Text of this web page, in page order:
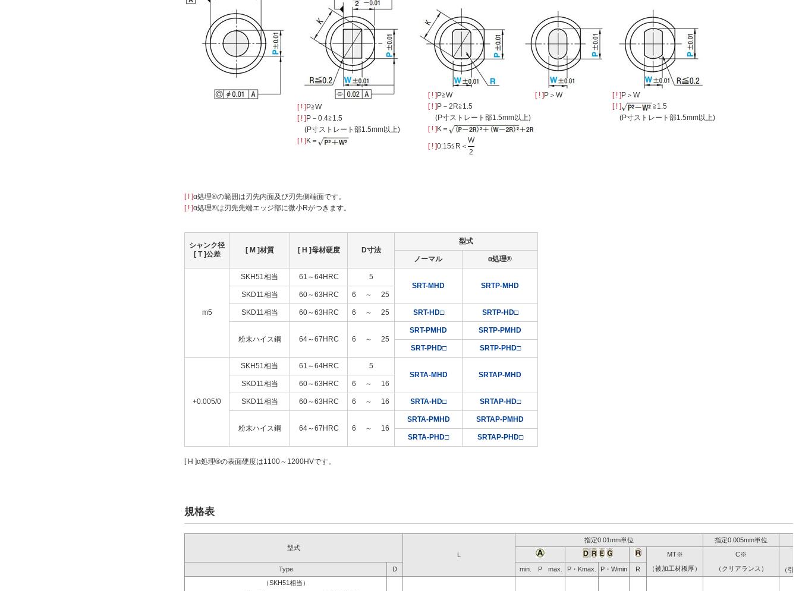
[ ! ] P≧W
[ ! ] P－0.4≧1.5
(P寸ストレート部1.5mm以上)
[ ! ] K＝
[ ! ] P≧W
[ ! ] P－2R≧1.5
(P寸ストレート部1.5mm以上)
[ ! ] K＝
[ ! ]0.15≦R＜
W
2
[ ! ] P＞W [ ! ] P＞W
[ ! ]
≧1.5
(P寸ストレート部1.5mm以上)
[ ! ]α処理®の範囲は刃先内面及び刃先側端面です。
[ ! ]α処理®は刃先先端エッジ部に微小Rがつきます。
シャンク径
[ T ]公差
[ M ]材質 [ H ]母材硬度 D寸法
型式
ノーマル α処理®
m5
SKH51相当 61～64HRC
5
SRT-MHD
SRTP-MHD
SKD11相当
60～63HRC 6 ～ 25
SKD11相当 60～63HRC 6 ～ 25 SRT-HD□ SRTP-HD□
粉末ハイス鋼 64～67HRC 6 ～ 25
SRT-PMHD SRTP-PMHD
SRT-PHD□ SRTP-PHD□
+0.005/0
SKH51相当 61～64HRC
5
SRTA-MHD
SRTAP-MHD
SKD11相当
60～63HRC 6 ～ 16
SKD11相当 60～63HRC 6 ～ 16 SRTA-HD□ SRTAP-HD□
粉末ハイス鋼 64～67HRC 6 ～ 16
SRTA-PMHD SRTAP-PMHD
SRTA-PHD□ SRTAP-PHD□
[ H ]α処理®の表面硬度は1100～1200HVです。
規格表
型式
指定0.01mm単位
指定0.005mm単位
MT※
C※
Type D min. P max. P・Kmax. P・Wmin R （被加工材板厚） （クリアランス）
（引
（SKH51相当）